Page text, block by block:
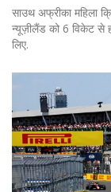
साउथ अफ्रीका महिला
न्यूज़ीलैंड को 6 विकेट से
लिए.